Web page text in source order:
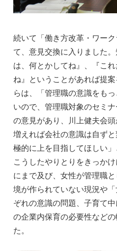
続いて「働き方改革・ワー
て、意見交換に入りました
は、何とかしてね』、『こ
ね』ということがあれば提
らは、「管理職の意識をも
いので、管理職対象のセミ
の意見があり、川上健夫会
増えれば会社の意識は自ず
極的に上を目指してほしい」
こうしたやりとりをきっか
にまで及び、女性が管理職
境が作られていない現況や
ぞれの意識の問題、子育て
の企業内保育の必要性など
た。